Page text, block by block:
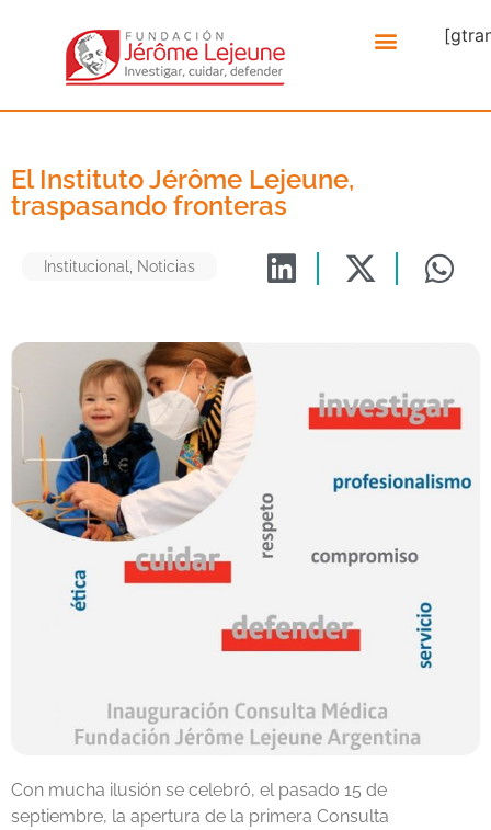
El Instituto Jérôme Lejeune,
traspasando fronteras
Institucional Noticias
Con mucha ilusión se celebró, el pasado 15 de
septiembre, la apertura de la primera Consulta